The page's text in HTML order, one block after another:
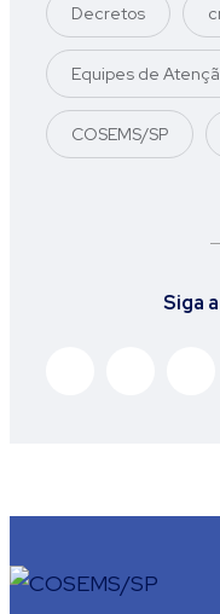
Decretos
Equipes de
COSEMS/SP
Siga